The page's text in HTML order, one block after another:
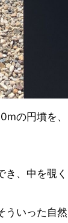
の円墳を
、中を覗く
ういった自